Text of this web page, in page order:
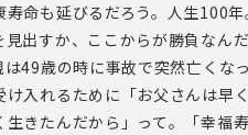
命も延びるだろう。人生100年
出すか、ここからが勝負なんだ
49歳の時に事故で突然亡くなっ
入れるために「お父さんは早く
きたんだから」って。「幸福寿